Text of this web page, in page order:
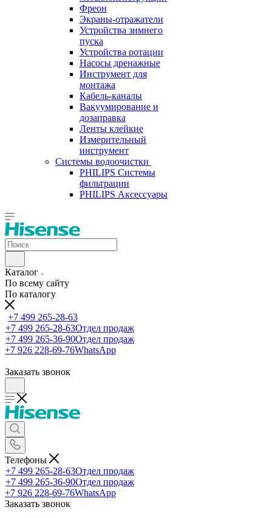
Фреон
Экраны-отражатели
Устройства зимнего
пуска
Устройства ротации
Насосы дренажные
Инструмент для
монтажа
Кабель-каналы
Вакуумирование и
дозаправка
Ленты клейкие
Измерительный
инструмент
Системы водоочистки
PHILIPS Системы
фильтрации
PHILIPS Аксессуары
Каталог
По всему сайту
По каталогу
+7 499 265-28-63
+7 499 265-28-63Отдел продаж
+7 499 265-36-90Отдел продаж
+7 926 228-69-76WhatsApp
Заказать звонок
Телефоны
+7 499 265-28-63Отдел продаж
+7 499 265-36-90Отдел продаж
+7 926 228-69-76WhatsApp
Заказать звонок